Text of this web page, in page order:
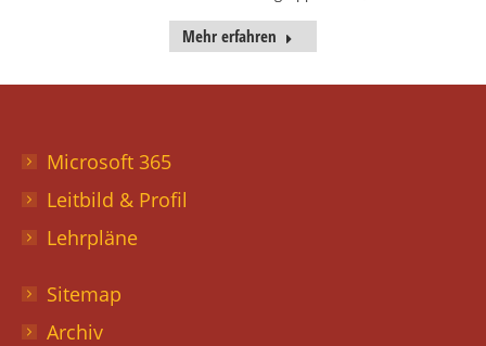
Mehr erfahren
Microsoft 365
Leitbild & Profil
Lehrpläne
Sitemap
Archiv